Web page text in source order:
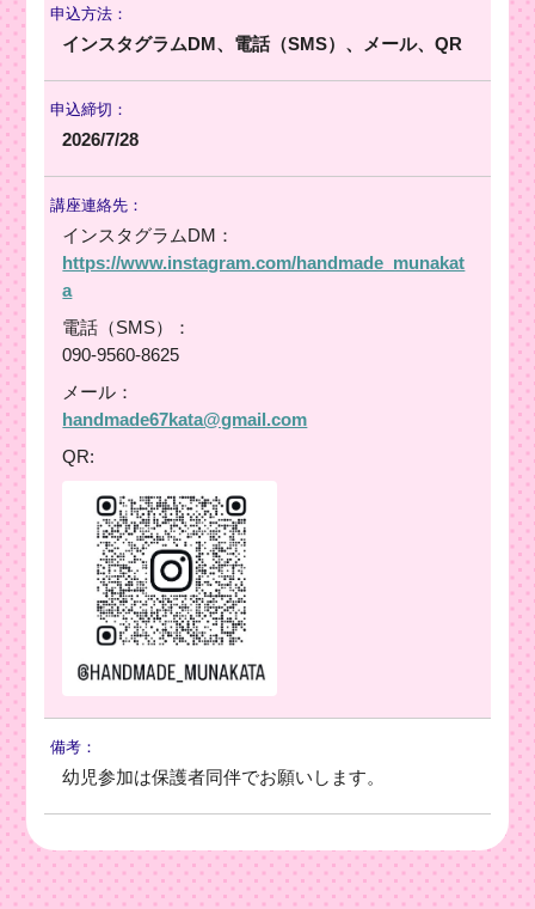
申込方法：
インスタグラムDM、電話（SMS）、メール、QR
申込締切：
2026/7/28
講座連絡先：
インスタグラムDM：
https://www.instagram.com/handmade_munakat
a
電話（SMS）：
090-9560-8625
メール：
handmade67kata@gmail.com
QR:
備考：
幼児参加は保護者同伴でお願いします。